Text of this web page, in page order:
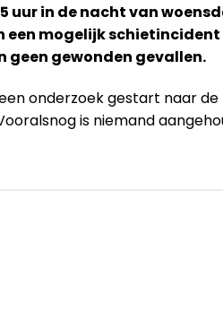
uur in de nacht van
een mogelijk
geen gewonden gevallen.
onderzoek gestart naar
is niemand